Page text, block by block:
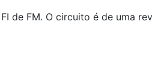
de FM. O circuito é de uma